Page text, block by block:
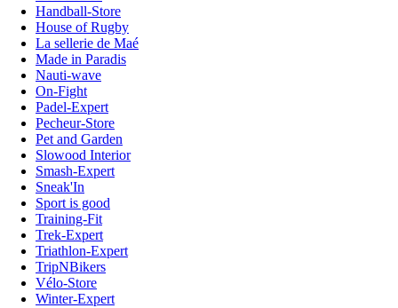
Handball-Store
House of Rugby
La sellerie de Maé
Made in Paradis
Nauti-wave
On-Fight
Padel-Expert
Pecheur-Store
Pet and Garden
Slowood Interior
Smash-Expert
Sneak'In
Sport is good
Training-Fit
Trek-Expert
Triathlon-Expert
TripNBikers
Vélo-Store
Winter-Expert